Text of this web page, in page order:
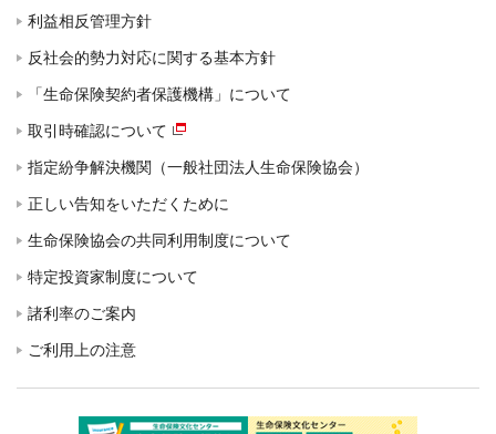
利益相反管理方針
反社会的勢力対応に関する基本方針
「生命保険契約者保護機構」について
取引時確認について
指定紛争解決機関（一般社団法人生命保険協会）
正しい告知をいただくために
生命保険協会の共同利用制度について
特定投資家制度について
諸利率のご案内
ご利用上の注意